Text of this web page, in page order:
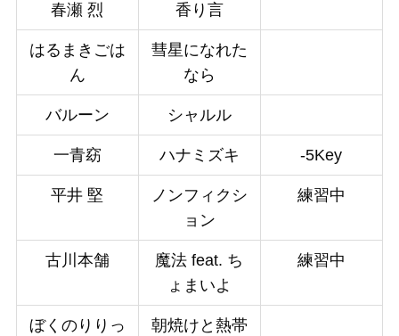
春瀬 烈 香り言
はるまきごは
ん
彗星になれた
なら
バルーン シャルル
一青窈 ハナミズキ -5Key
平井 堅
ノンフィクシ
ョン
練習中
古川本舗
魔法 feat. ち
ょまいよ
練習中
ぼくのりりっ
朝焼けと熱帯